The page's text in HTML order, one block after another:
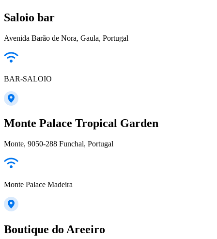
Saloio bar
Avenida Barão de Nora, Gaula, Portugal
BAR-SALOIO
Monte Palace Tropical Garden
Monte, 9050-288 Funchal, Portugal
Monte Palace Madeira
Boutique do Areeiro